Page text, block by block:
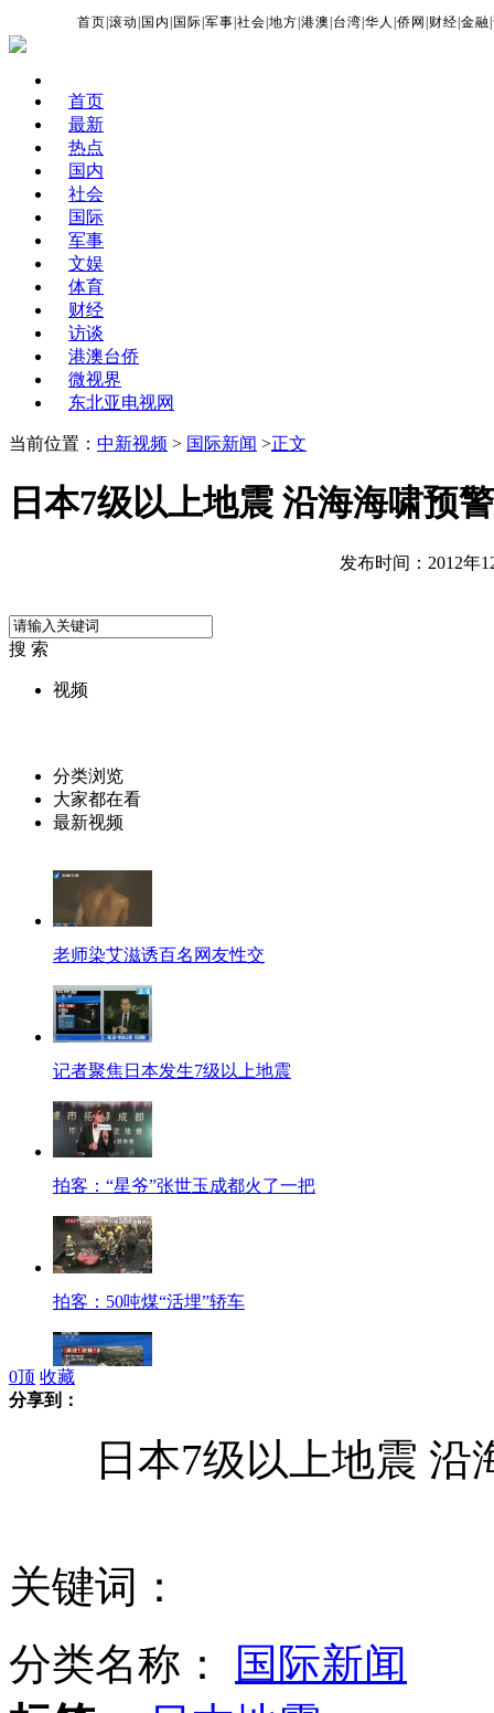
首页 |滚动 国内 国际 |军事 |社会 |地方 |港澳 台湾 |华人 |侨网 财经 |金融 |
首页
最新
热点
国内
社会
国际
军事
文娱
体育
财经
访谈
港澳台侨
微视界
东北亚电视网
当前位置： 中新视频 > 国际新闻 >正文
日本7级以上地震 沿海海啸预
发布时间：2012年
搜 索
视频
分类浏览
大家都在看
最新视频
老师染艾滋诱百名网友性交
记者聚焦日本发生7级以上地震
拍客：“星爷”张世玉成都火了一把
拍客：50吨煤“活埋”轿车
中石化汽油注水致豪车熄火
0顶 收藏
分享到：
日本7级以上地震 沿
关键词：
分类名称：
国际新闻